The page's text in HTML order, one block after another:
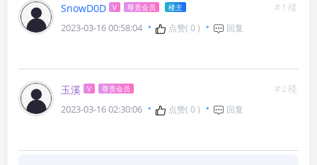
SnowD0D V 尊贵会员 楼主
#1楼
2023-03-16 00:58:04
点赞( 0 ) 回复
玉溪 V 尊贵会员
#2楼
2023-03-16 02:30:06
点赞( 0 ) 回复